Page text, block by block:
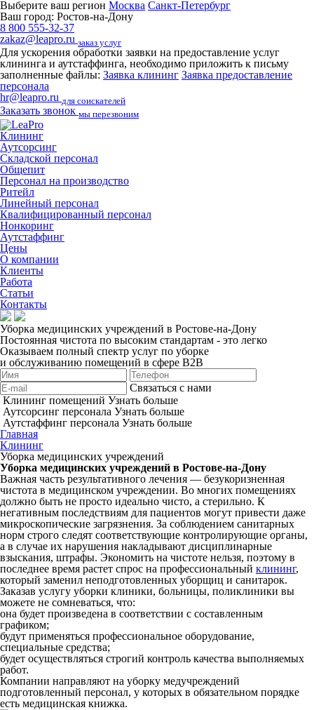
Выберите ваш регион Москва Санкт-Петербург
Ваш город: Ростов-на-Дону
8 800 555-32-37
zakaz@leapro.ru заказ услуг
Для ускорения обработки заявки на предоставление услуг
клининга и аутстаффинга, необходимо приложить к письму
заполненные файлы: Заявка клининг Заявка предоставление
персонала
hr@leapro.ru для соискателей
Заказать звонок мы перезвоним
Клининг
Аутсорсинг
Складской персонал
Общепит
Персонал на производство
Ритейл
Линейный персонал
Квалифицированный персонал
Нонкоринг
Аутстаффинг
Цены
О компании
Клиенты
Работа
Статьи
Контакты
Уборка медицинских учреждений в Ростове-на-Дону
Постоянная чистота по высоким стандартам - это легко
Оказываем полный спектр услуг по уборке
и обслуживанию помещений в сфере B2B
Связаться с нами
Клининг помещений Узнать больше
Аутсорсинг персонала Узнать больше
Аутстаффинг персонала Узнать больше
Главная
Клининг
Уборка медицинских учреждений
Уборка медицинских учреждений в Ростове-на-Дону
Важная часть результативного лечения — безукоризненная
чистота в медицинском учреждении. Во многих помещениях
должно быть не просто идеально чисто, а стерильно. К
негативным последствиям для пациентов могут привести даже
микроскопические загрязнения. За соблюдением санитарных
норм строго следят соответствующие контролирующие органы,
а в случае их нарушения накладывают дисциплинарные
взыскания, штрафы. Экономить на чистоте нельзя, поэтому в
последнее время растет спрос на профессиональный клининг,
который заменил неподготовленных уборщиц и санитарок.
Заказав услугу уборки клиники, больницы, поликлиники вы
можете не сомневаться, что:
она будет произведена в соответствии с составленным
графиком;
будут применяться профессиональное оборудование,
специальные средства;
будет осуществляться строгий контроль качества выполняемых
работ.
Компании направляют на уборку медучреждений
подготовленный персонал, у которых в обязательном порядке
есть медицинская книжка.